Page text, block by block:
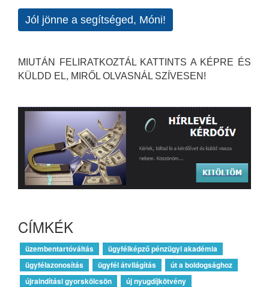
Jól jönne a segítséged, Móni!
MIUTÁN FELIRATKOZTÁL KATTINTS A KÉPRE ÉS
KÜLDD EL, MIRŐL OLVASNÁL SZÍVESEN!
CÍMKÉK
üzembentartóváltás
ügyfélképző pénzügyi akadémia
ügyfélazonosítás
ügyfél átvilágítás
út a boldogsághoz
újraindítási gyorskölcsön
új nyugdíjkötvény